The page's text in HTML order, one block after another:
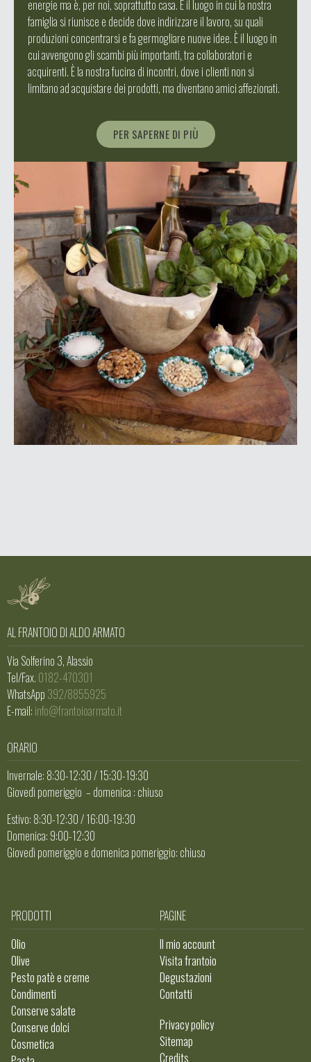
energie ma è, per noi, soprattutto casa. È il luogo in cui la nostra
famiglia si riunisce e decide dove indirizzare il lavoro, su quali
produzioni concentrarsi e fa germogliare nuove idee. È il luogo in
cui avvengono gli scambi più importanti, tra collaboratori e
acquirenti. È la nostra fucina di incontri, dove i clienti non si
limitano ad acquistare dei prodotti, ma diventano amici affezionati.
PER SAPERNE DI PIÙ
AL FRANTOIO DI ALDO ARMATO
Via Solferino 3, Alassio
Tel/Fax. 0182-470301
WhatsApp 392/8855925
E-mail: info@frantoioarmato.it
ORARIO
Invernale: 8:30-12:30 / 15:30-19:30
Giovedì pomeriggio – domenica : chiuso
Estivo: 8:30-12:30 / 16:00-19:30
Domenica: 9:00-12:30
Giovedì pomeriggio e domenica pomeriggio: chiuso
PRODOTTI
Olio
Olive
Pesto patè e creme
Condimenti
Conserve salate
Conserve dolci
Cosmetica
PAGINE
Il mio account
Visita frantoio
Degustazioni
Contatti
Privacy policy
Sitemap
Credits